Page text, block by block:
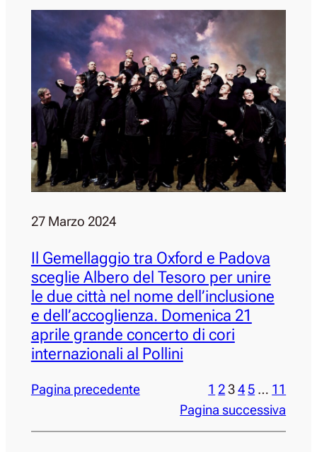
27 Marzo 2024
Il Gemellaggio tra Oxford e Padova
sceglie Albero del Tesoro per unire
le due città nel nome dell’inclusione
e dell’accoglienza. Domenica 21
aprile grande concerto di cori
internazionali al Pollini
Pagina precedente 1 234 5 … 11
Pagina successiva